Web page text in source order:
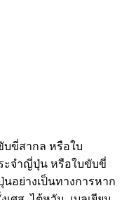
ขี่สากล หรือใบ
ะจำญี่ปุ่น หรือใบขับขี่
อย่างเป็นทางการหาก